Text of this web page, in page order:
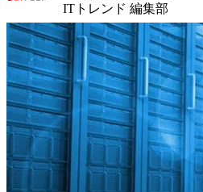
ITトレンド 編集部